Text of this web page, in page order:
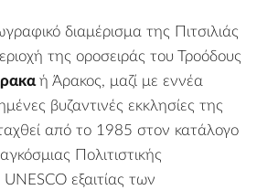
διαμέρισμα της Πιτσιλιάς
της οροσειράς του Τροόδους
ή Άρακος, μαζί με εννέα
βυζαντινές εκκλησίες της
από το 1985 στον κατάλογο
Πολιτιστικής
εξαιτίας των